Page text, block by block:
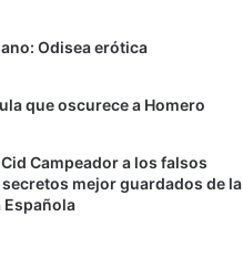
Odisea erótica
que oscurece a Homero
Campeador a los falsos
mejor guardados de la
Española